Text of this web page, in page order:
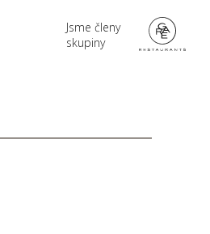
Jsme členy
skupiny